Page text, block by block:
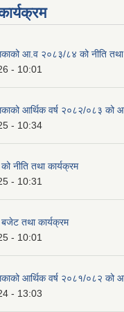
आ.व २०८३/८४ को नीति तथा
- 10:01
आर्थिक वर्ष २०८२/०८३ को
- 10:34
नीति तथा कार्यक्रम
- 10:31
तथा कार्यक्रम
- 10:01
आर्थिक वर्ष २०८१/०८२ को
- 13:03